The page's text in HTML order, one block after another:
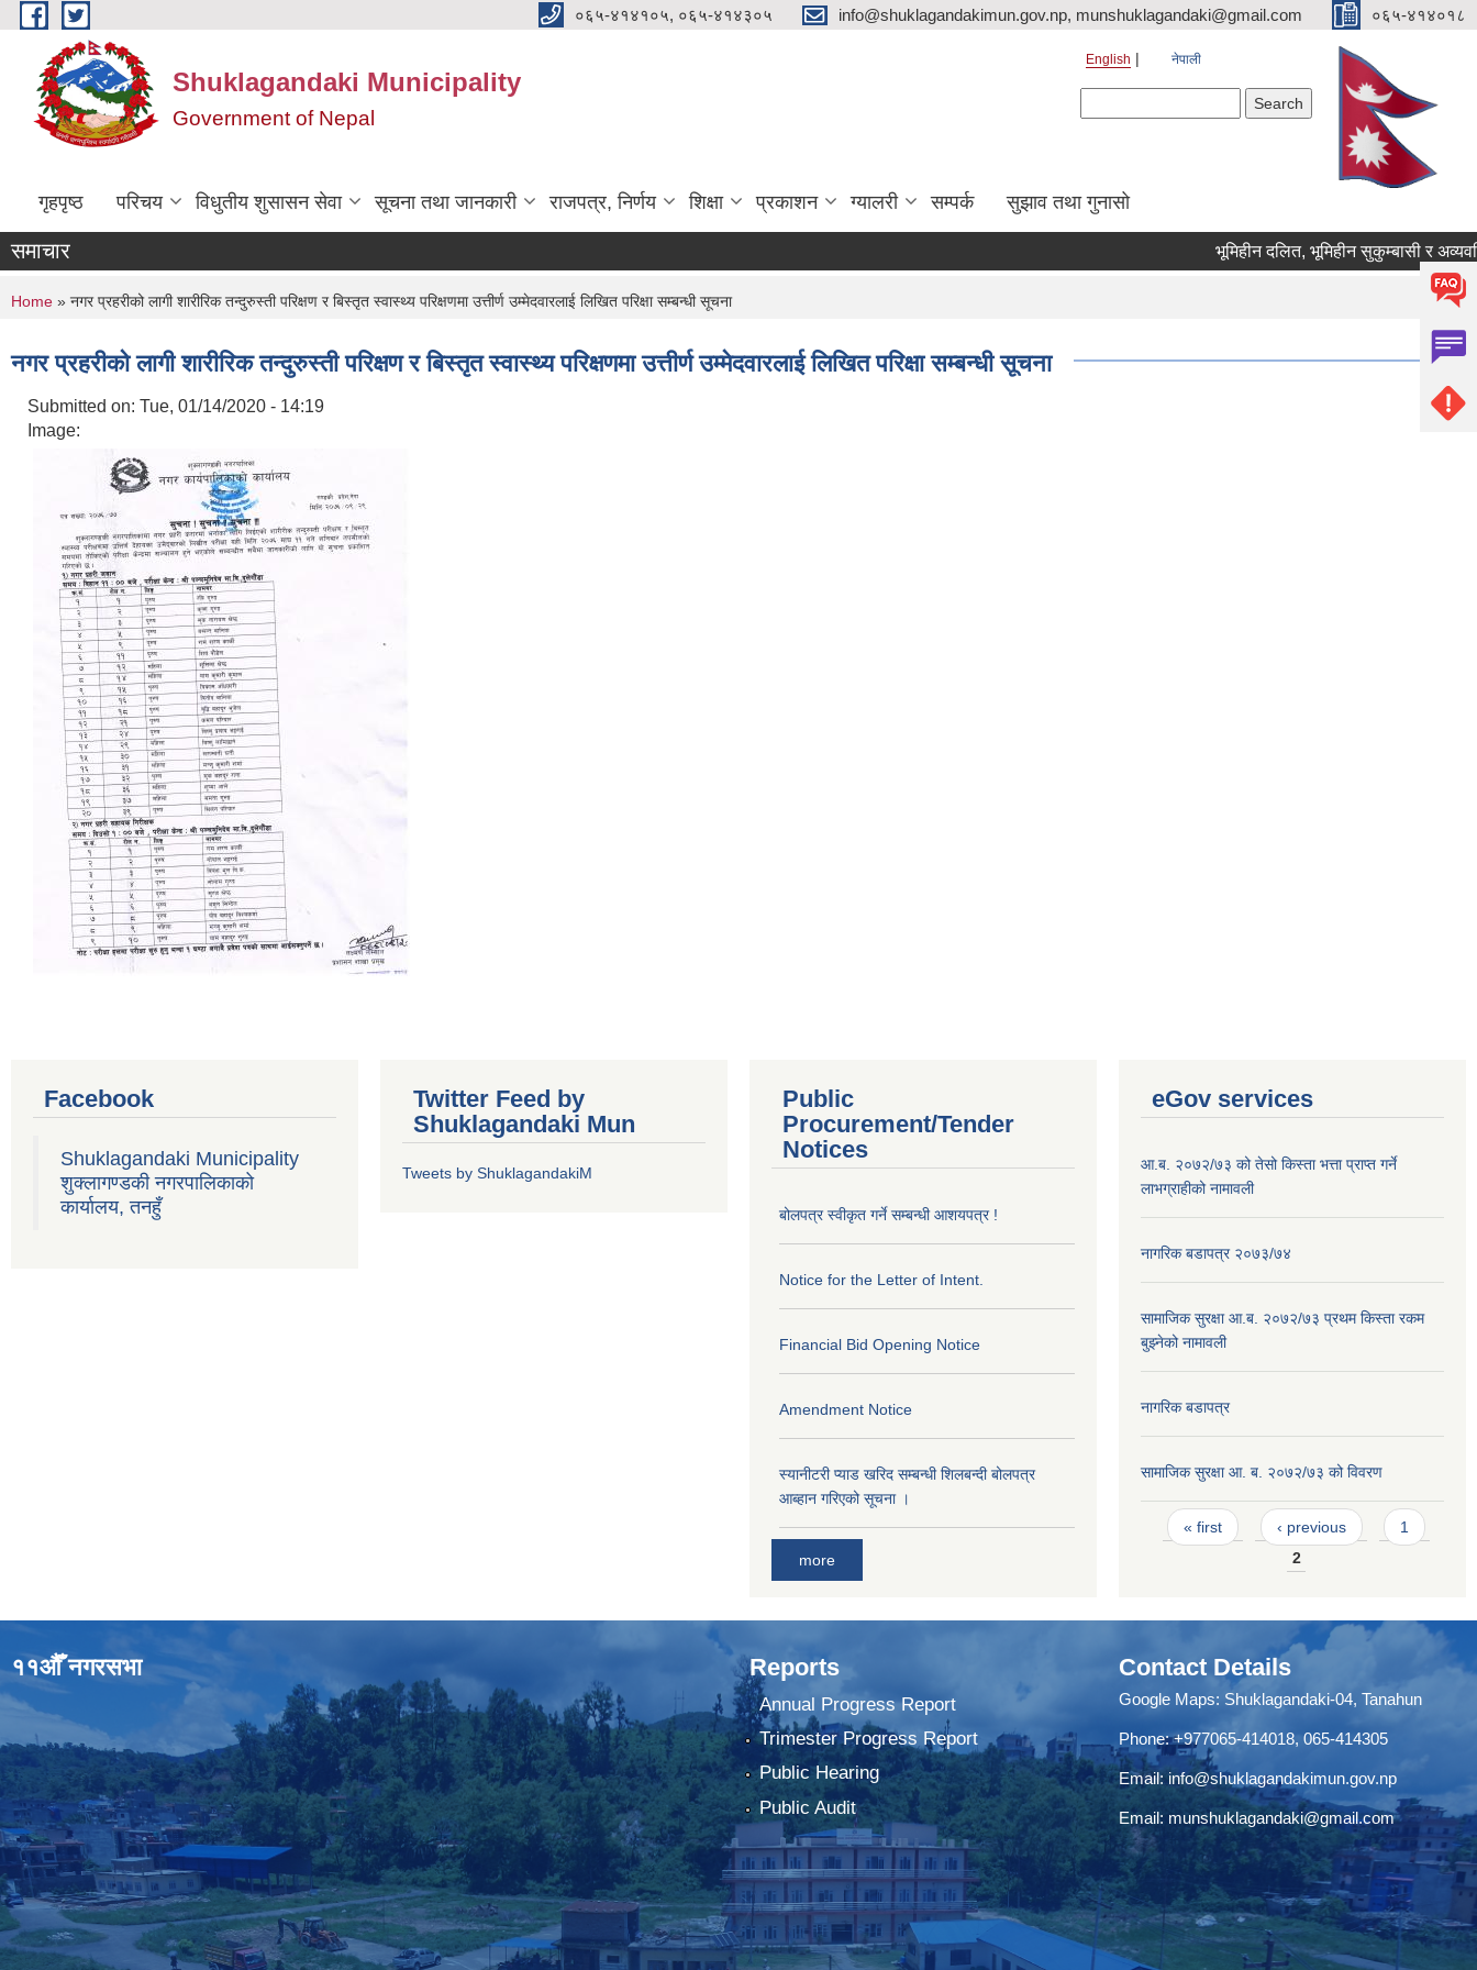
Skip to main content ०६५-४१४१०५, ०६५-४१४३०५ info@shuklagandakimun.gov.np, munshuklagandaki@gmail.com ०६५-४१४०१८
Shuklagandaki Municipality
Government of Nepal
English नेपाली
गृहपृष्ठ परिचय विधुतीय शुसासन सेवा सूचना तथा जानकारी राजपत्र, निर्णय शिक्षा प्रकाशन ग्यालरी सम्पर्क सुझाव तथा गुनासो
समाचार भूमिहीन दलित, भूमिहीन सुकुम्बासी र
You are here
Home » नगर प्रहरीको लागी शारीरिक तन्दुरुस्ती परिक्षण र बिस्तृत स्वास्थ्य परिक्षणमा उत्तीर्ण उम्मेदवारलाई लिखित परिक्षा सम्बन्धी सूचना
नगर प्रहरीको लागी शारीरिक तन्दुरुस्ती परिक्षण र बिस्तृत स्वास्थ्य परिक्षणमा उत्तीर्ण उम्मेदवारलाई लिखित परिक्षा सम्बन्धी सूचना
Submitted on: Tue, 01/14/2020 - 14:19
Image:
Facebook
Shuklagandaki Municipality
शुक्लागण्डकी नगरपालिकाको
कार्यालय, तनहुँ
Twitter Feed by
Shuklagandaki Mun
Tweets by ShuklagandakiM
Public
Procurement/Tender
Notices
बोलपत्र स्वीकृत गर्ने सम्बन्धी आशयपत्र !
Notice for the Letter of Intent.
Financial Bid Opening Notice
Amendment Notice
स्यानीटरी प्याड खरिद सम्बन्धी शिलबन्दी बोलपत्र
आब्हान गरिएको सूचना ।
more
eGov services
आ.ब. २०७२/७३ को तेसो किस्ता भत्ता प्राप्त गर्ने
लाभग्राहीको नामावली
नागरिक बडापत्र २०७३/७४
सामाजिक सुरक्षा आ.ब. २०७२/७३ प्रथम किस्ता रकम
बुझ्नेको नामावली
नागरिक बडापत्र
सामाजिक सुरक्षा आ. ब. २०७२/७३ को विवरण
Pages
« first ‹ previous
1
2
११औँ नगरसभा Reports
Annual Progress Report
Trimester Progress Report
Public Hearing
Public Audit
Contact Details
Google Maps: Shuklagandaki-04, Tanahun
Phone:+977065-414018, 065-414305
Email:info@shuklagandakimun.gov.np
Email: munshuklagandaki@gmail.com